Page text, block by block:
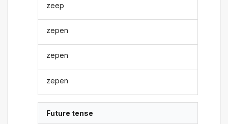
zeep
zepen
zepen
zepen
Future tense